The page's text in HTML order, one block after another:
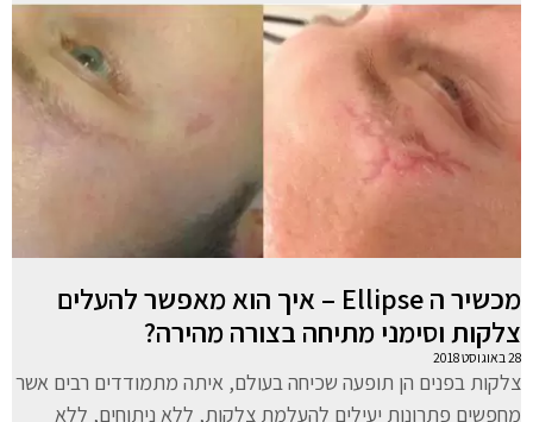
מכשיר ה Ellipse – איך הוא מאפשר להעלים
צלקות וסימני מתיחה בצורה מהירה?
28 באוגוסט 2018
צלקות בפנים הן תופעה שכיחה בעולם, איתה מתמודדים רבים אשר
מחפשים פתרונות יעילים להעלמת צלקות, ללא ניתוחים, ללא